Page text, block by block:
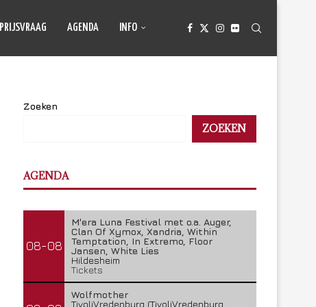
PRIJSVRAAG AGENDA INFO
Zoeken
ZOEKEN
AGENDA
08-08
M'era Luna Festival met o.a. Auger,
Clan Of Xymox, Xandria, Within
Temptation, In Extremo, Floor
Jansen, White Lies
Hildesheim
Tickets
Wolfmother
TivoliVredenburg (TivoliVredenburg